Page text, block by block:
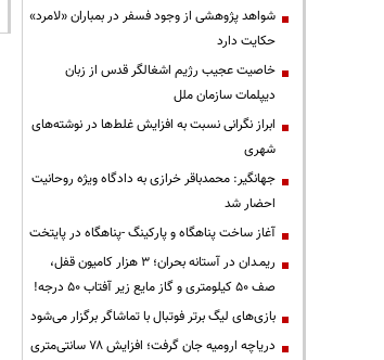
شواهد پژوهشی از وجود فسفر در بمباران «لامرد»
حکایت دارد
خاصیت عجیب رژیم اشغالگر قدس از زبان
دیپلمات سازمان ملل
ابراز نگرانی نسبت به افزایش غلط‌ها در نوشته‌های
شهری
جهانگیر: محمدباقر خرازی به دادگاه ویژه روحانیت
احضار شد
آغاز ساخت پناهگاه و پارکینگ -پناهگاه در پایتخت
ریمـدان در آستانه بحران؛ ۳ هزار کامیون قفل،
صف ۵۰ کیلومتری و گاز مایع زیر آفتاب ۵۰ درجه!
بازی‌های لیگ برتر فوتبال با تماشاگر برگزار می‌شود
دریاچه ارومیه جان گرفت؛ افزایش ۷۸ سانتی‌متری